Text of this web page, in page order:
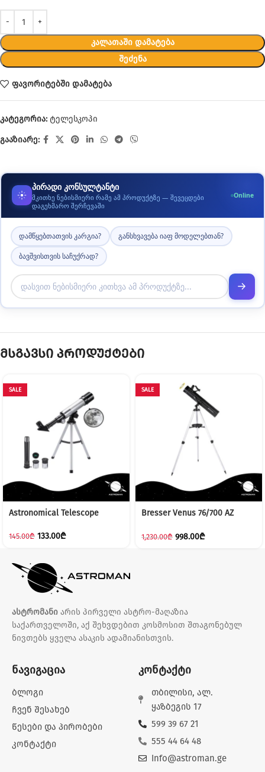
ᲙᲐᲚᲐᲗᲐᲨᲘ ᲓᲐᲛᲐᲢᲔᲑᲐ
ᲨᲔᲫᲔᲜᲐ
ფავორიტებში დამატება
კატეგორია: ტელესკოპი
გააზიარე:
პირადი კონსულტანტი
მკითხე ნებისმიერი რამე ამ პროდუქტზე — შევეცდები
დაგეხმარო შერჩევაში
Online
დამწყებთათვის კარგია? განსხვავება იაფ მოდელებთან?
ბავშვისთვის საჩუქრად?
მსგავსი პროდუქტები
SALE
Astronomical Telescope
145.00₾ 133.00₾
SALE
Bresser Venus 76/700 AZ
1,230.00₾ 998.00₾
ასტრომანი არის პირველი ასტრო-მაღაზია
საქართველოში, აქ შეხვდებით კოსმოსით შთაგონებულ
ნივთებს ყველა ასაკის ადამიანისთვის.
ნავიგაცია
ბლოგი
ჩვენ შესახებ
წესები და პირობები
კონტაქტი
კონტაქტი
თბილისი, ალ.
ყაზბეგის 17
599 39 67 21
555 44 64 48
Info@astroman.ge